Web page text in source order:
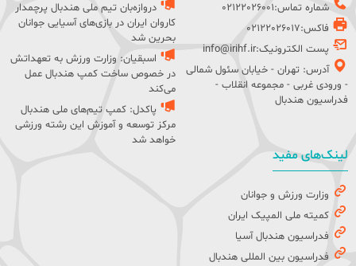
شماره تماس:02122026001
فاکس:02122026017
پست الکترونیک:info@irihf.ir
آدرس: تهران - خیابان سئول شمالی
- ورودی غربی - مجموعه انقلاب -
فدراسیون هندبال
دروازه‌بان تیم ملی هندبال پرچمدار
کاروان ایران در بازی‌های آسیایی جوانان
بحرین شد
اسبقیان: وزارت ورزش به تعهداتش
در خصوص ساخت کمپ هندبال عمل
می‌کند
پاکدل: کمپ تیم‌های ملی هندبال
مرکز توسعه و آموزش این رشته ورزشی
خواهد شد
لینک‌های مفید
وزارت ورزش و جوانان
کمیته ملی المپیک ایران
فدراسیون هندبال آسیا
فدراسیون بین المللی هندبال